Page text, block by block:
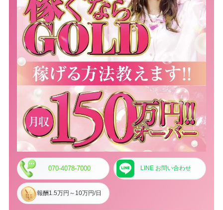
070-4078-7000 LINE お問い合わせ
報酬1.5万円～10万円/日